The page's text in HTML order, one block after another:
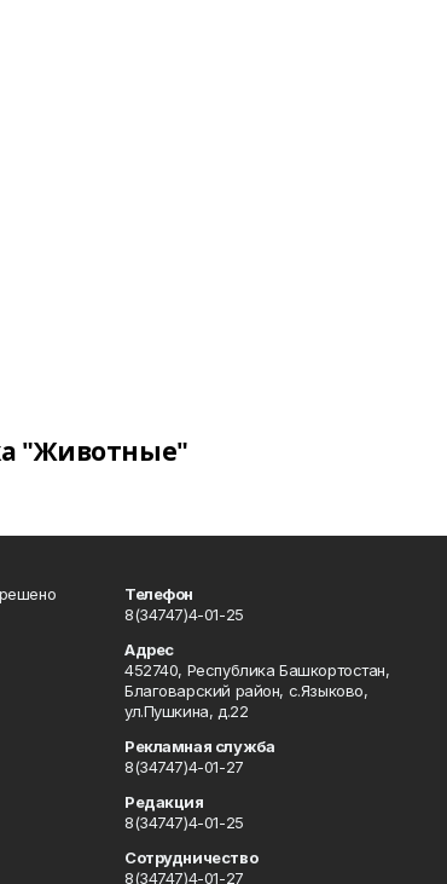
"Животные"
Телефон
8(34747)4-01-25
Адрес
452740, Республика Башкортостан,
Благоварский район, с.Языково,
ул.Пушкина, д.22
Рекламная служба
8(34747)4-01-27
Редакция
8(34747)4-01-25
Сотрудничество
8(34747)4-01-27